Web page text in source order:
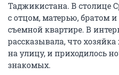
Таджикистана. В столице
с отцом, матерью, братом
съемной квартире. В
рассказывала, что
на улицу, и приходилось
знакомых.